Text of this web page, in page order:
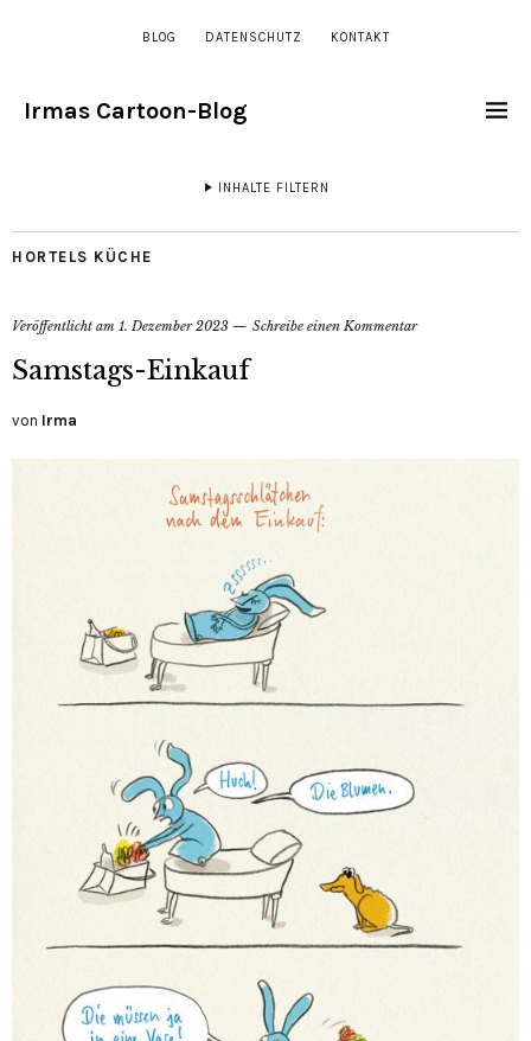
BLOG DATENSCHUTZ KONTAKT
Irmas Cartoon-Blog
INHALTE FILTERN
HORTELS KÜCHE
Veröffentlicht am 1. Dezember 2023 Schreibe einen Kommentar
Samstags-Einkauf
von Irma